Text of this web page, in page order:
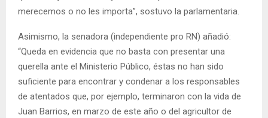
merecemos o no les importa”, sostuvo la parlamentaria.
Asimismo, la senadora (independiente pro RN) añadió:
“Queda en evidencia que no basta con presentar una
querella ante el Ministerio Público, éstas no han sido
suficiente para encontrar y condenar a los responsables
de atentados que, por ejemplo, terminaron con la vida de
Juan Barrios, en marzo de este año o del agricultor de